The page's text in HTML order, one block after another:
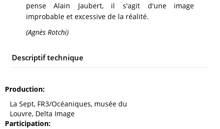
pense Alain Jaubert, il s'agit d'une image
improbable et excessive de la réalité.
(Agnès Rotchi)
Descriptif technique
Production
La Sept, FR3/Océaniques, musée du
Louvre, Delta Image
Participation